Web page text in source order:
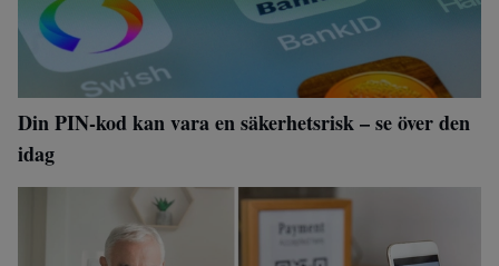
Din PIN-kod kan vara en säkerhetsrisk – se över den
idag